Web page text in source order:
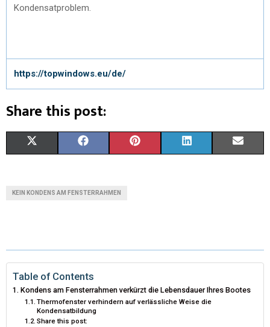
Kondensatproblem.
https://topwindows.eu/de/
Share this post:
T
T
E
R
O
K
R
S
D
N
KEIN KONDENS AM FENSTERRAHMEN
Table of Contents
Kondens am Fensterrahmen verkürzt die Lebensdauer Ihres Bootes
Thermofenster verhindern auf verlässliche Weise die
Kondensatbildung
Share this post: